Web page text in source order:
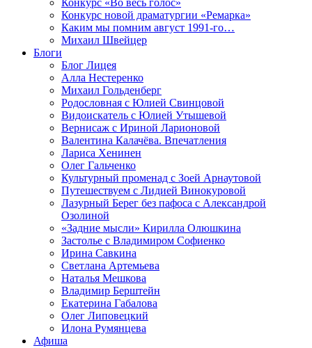
Конкурс «Во весь голос»
Конкурс новой драматургии «Ремарка»
Каким мы помним август 1991-го…
Михаил Швейцер
Блоги
Блог Лицея
Алла Нестеренко
Михаил Гольденберг
Родословная с Юлией Свинцовой
Видоискатель с Юлией Утышевой
Вернисаж с Ириной Ларионовой
Валентина Калачёва. Впечатления
Лариса Хенинен
Олег Гальченко
Культурный променад с Зоей Арнаутовой
Путешествуем с Лидией Винокуровой
Лазурный Берег без пафоса с Александрой
Озолиной
«Задние мысли» Кирилла Олюшкина
Застолье с Владимиром Софиенко
Ирина Савкина
Светлана Артемьева
Наталья Мешкова
Владимир Берштейн
Екатерина Габалова
Олег Липовецкий
Илона Румянцева
Афиша